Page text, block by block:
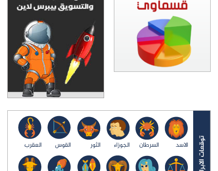
الاسد السرطان الجوزاء الثور القوس العقرب